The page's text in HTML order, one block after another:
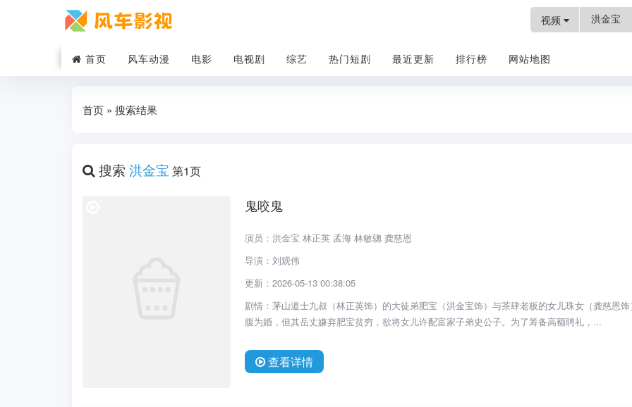
视频
首页 风车动漫 电影 电视剧 综艺 热门短剧 最近更新 排行榜 网站地图
首页 » 搜索结果
搜索 洪金宝 第1页
鬼咬鬼
演员：洪金宝 林正英 孟海 林敏骢 龚慈恩
导演：刘观伟
更新：2026-05-13 00:38:05
剧情：茅山道士九叔（林正英饰）的大徒弟肥宝（洪金宝饰）与茶肆老板的女儿珠女（龚慈恩
腹为婚，但其岳丈嫌弃肥宝贫穷，欲将女儿许配富家子弟史公子。为了筹备高额聘礼，...
查看详情